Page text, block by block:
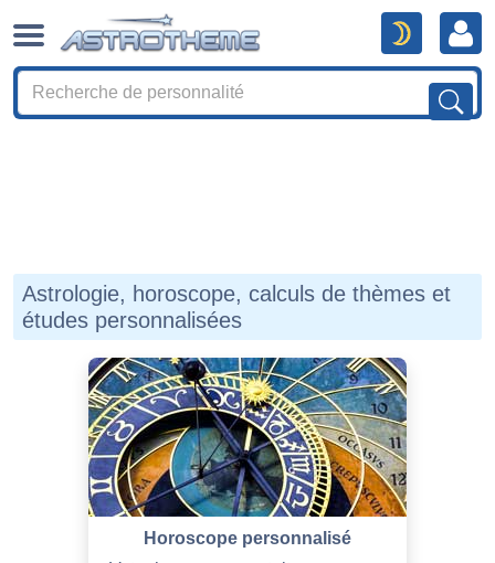
Astrologie, horoscope, calculs de thèmes et
études personnalisées
Horoscope personnalisé